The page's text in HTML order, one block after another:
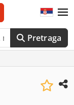
Pretraga